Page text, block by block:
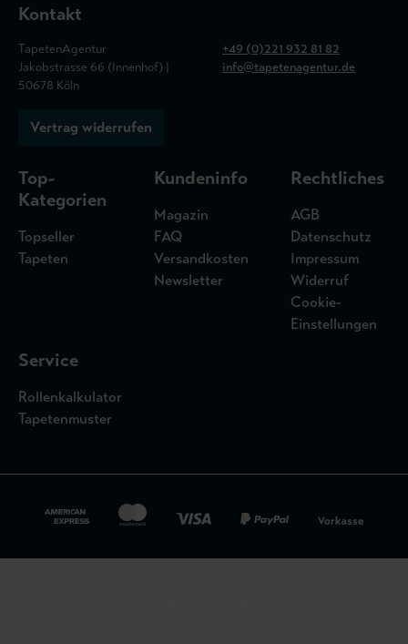
Kontakt
TapetenAgentur
Jakobstrasse 66 (Innenhof) |
50678 Köln
+49 (0)221 932 81 82
info@tapetenagentur.de
Vertrag widerrufen
Top-
Kategorien
Topseller
Tapeten
Kundeninfo
Magazin
FAQ
Versandkosten
Newsletter
Rechtliches
AGB
Datenschutz
Impressum
Widerruf
Cookie-
Einstellungen
Service
Rollenkalkulator
Tapetenmuster